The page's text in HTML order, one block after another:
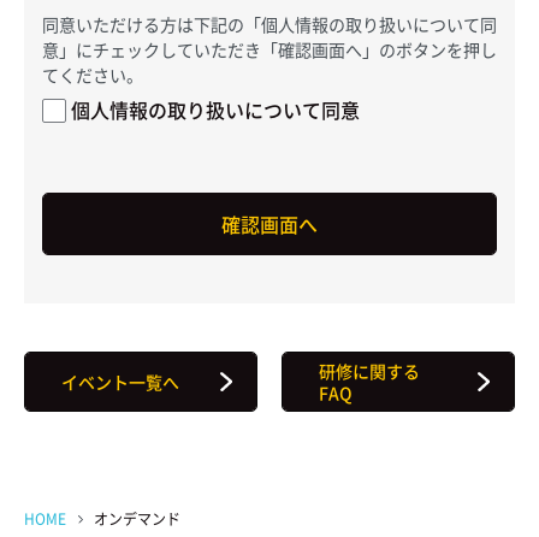
同意いただける方は下記の「個人情報の取り扱いについて同
意」にチェックしていただき「確認画面へ」のボタンを押し
てください。
個人情報の取り扱いについて同意
イベント一覧へ
研修に関する
FAQ
HOME オンデマンド